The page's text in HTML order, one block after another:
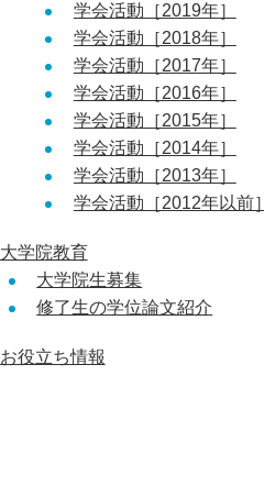
学会活動［2019年］
学会活動［2018年］
学会活動［2017年］
学会活動［2016年］
学会活動［2015年］
学会活動［2014年］
学会活動［2013年］
学会活動［2012年以前］
大学院教育
大学院生募集
修了生の学位論文紹介
お役立ち情報